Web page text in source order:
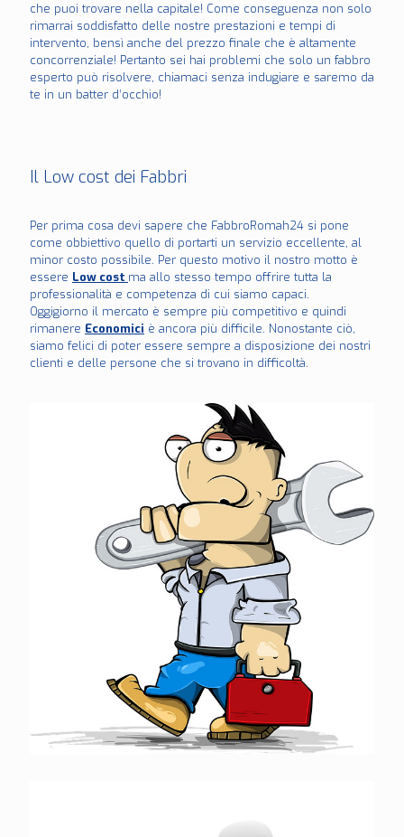
che puoi trovare nella capitale! Come conseguenza non solo
rimarrai soddisfatto delle nostre prestazioni e tempi di
intervento, bensì anche del prezzo finale che è altamente
concorrenziale! Pertanto sei hai problemi che solo un fabbro
esperto può risolvere, chiamaci senza indugiare e saremo da
te in un batter d’occhio!
Il Low cost dei Fabbri
Per prima cosa devi sapere che FabbroRomah24 si pone
come obbiettivo quello di portarti un servizio eccellente, al
minor costo possibile. Per questo motivo il nostro motto è
essere Low cost ma allo stesso tempo offrire tutta la
professionalità e competenza di cui siamo capaci.
Oggigiorno il mercato è sempre più competitivo e quindi
rimanere Economici è ancora più difficile. Nonostante ciò,
siamo felici di poter essere sempre a disposizione dei nostri
clienti e delle persone che si trovano in difficoltà.